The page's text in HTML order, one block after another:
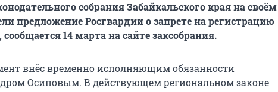
собрания Забайкальского края на своём
предложение Росгвардии о запрете на регистрацию
14 марта на сайте заксобрания.
внёс временно исполняющим обязанности
Осиповым. В действующем региональном законе